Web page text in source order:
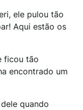
ele pulou tão
Aqui estão os
ficou tão
encontrado um
quando